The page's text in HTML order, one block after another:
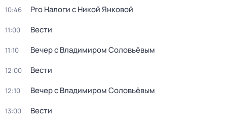
10:46 Pro Налоги с Никой Янковой
11:00 Вести
11:10 Вечер с Владимиром Соловьёвым
12:00 Вести
12:10 Вечер с Владимиром Соловьёвым
13:00 Вести